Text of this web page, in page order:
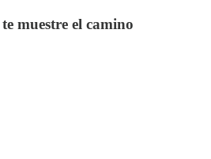
muestre el camino